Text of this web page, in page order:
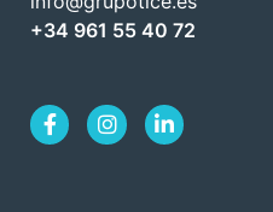
+34 961 55 40 72